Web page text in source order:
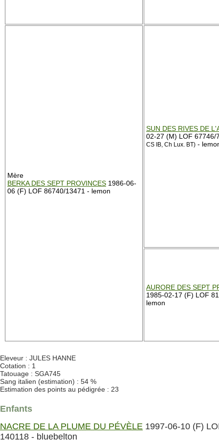
Mère
BERKA DES SEPT PROVINCES 1986-06-
06 (F) LOF 86740/13471 - lemon
SUN DES RIVES DE
02-27 (M) LOF 67746/
CS IB, Ch Lux. BT) -
AURORE DES SEPT
1985-02-17 (F) LOF
lemon
Eleveur : JULES HANNE
Cotation : 1
Tatouage : SGA745
Sang italien (estimation) : 54 %
Estimation des points au pédigrée : 23
Enfants
NACRE DE LA PLUME DU PÉVÈLE 1997-06-10 (F)
140118 - bluebelton